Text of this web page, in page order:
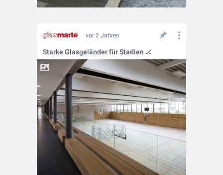
vor 2 Jahren
Starke Glasgeländer für Stadien 🏒